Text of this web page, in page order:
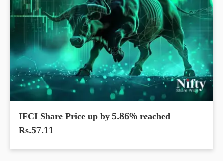
IFCI Share Price up by 5.86% reached
Rs.57.11